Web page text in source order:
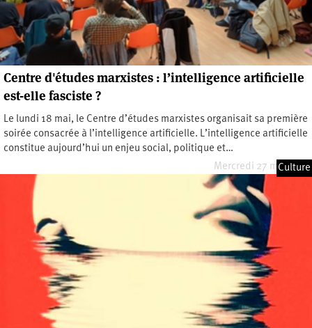
Centre d'études marxistes : l’intelligence artificielle
est-elle fasciste ?
Le lundi 18 mai, le Centre d’études marxistes organisait sa première
soirée consacrée à l’intelligence artificielle. L’intelligence artificielle
constitue aujourd’hui un enjeu social, politique et…
Mercredi 27 mai 2026
Culture